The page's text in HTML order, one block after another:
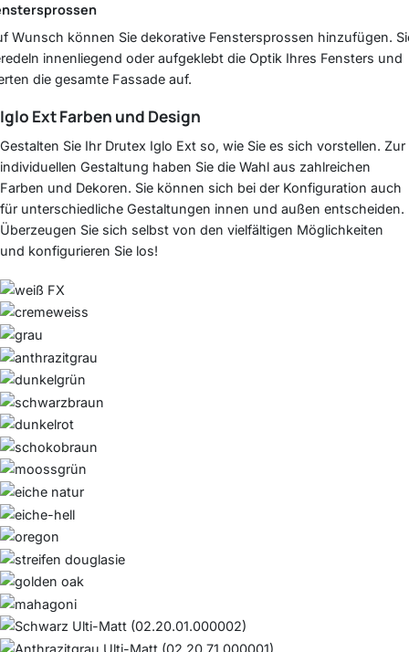
Wunsch können Sie dekorative Fenstersprossen hinzufügen.
innenliegend oder aufgeklebt die Optik Ihres Fensters und
die gesamte Fassade auf.
Iglo ExtFarben und Design
Gestalten Sie Ihr Drutex Iglo Ext so, wie Sie es sich vorstellen. Zur
individuellen Gestaltung haben Sie die Wahl aus zahlreichen
Farben und Dekoren. Sie können sich bei der Konfiguration auch
für unterschiedliche Gestaltungen innen und außen entscheiden.
Überzeugen Sie sich selbst von den vielfältigen Möglichkeiten
und konfigurieren Sie los!